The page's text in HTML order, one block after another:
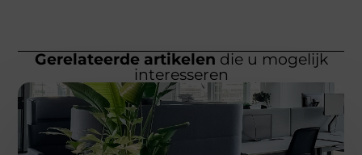
Gerelateerde artikelen die u mogelijk
interesseren